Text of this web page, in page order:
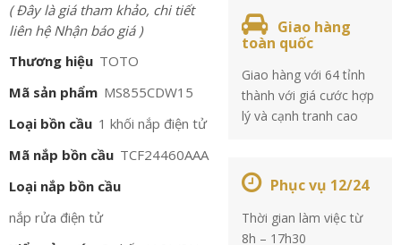
( Đây là giá tham khảo, chi tiết
liên hệ Nhận báo giá )
Thương hiệu TOTO
Mã sản phẩm MS855CDW15
Loại bồn cầu 1 khối nắp điện tử
Mã nắp bồn cầu TCF24460AAA
Loại nắp bồn cầu
nắp rửa điện tử
Giao hàng
toàn quốc
Giao hàng với 64 tỉnh
thành với giá cước hợp
lý và cạnh tranh cao
Phục vụ 12/24
Thời gian làm việc từ
8h – 17h30